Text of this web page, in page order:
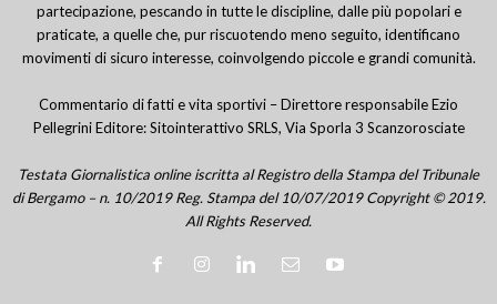
partecipazione, pescando in tutte le discipline, dalle più popolari e
praticate, a quelle che, pur riscuotendo meno seguito, identificano
movimenti di sicuro interesse, coinvolgendo piccole e grandi comunità.
Commentario di fatti e vita sportivi – Direttore responsabile Ezio
Pellegrini Editore: Sitointerattivo SRLS, Via Sporla 3 Scanzorosciate
Testata Giornalistica online iscritta al Registro della Stampa del Tribunale
di Bergamo – n. 10/2019 Reg. Stampa del 10/07/2019 Copyright © 2019.
All Rights Reserved.